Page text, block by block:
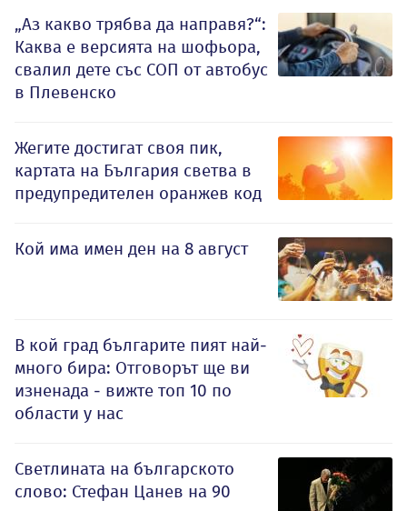
„Аз какво трябва да направя?“:
Каква е версията на шофьора,
свалил дете със СОП от автобус
в Плевенско
Жегите достигат своя пик,
картата на България светва в
предупредителен оранжев код
Кой има имен ден на 8 август
В кой град българите пият най-
много бира: Отговорът ще ви
изненада - вижте топ 10 по
области у нас
Светлината на българското
слово: Стефан Цанев на 90